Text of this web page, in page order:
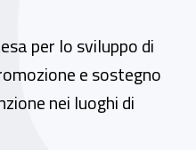
per lo sviluppo di
e sostegno
nei luoghi di